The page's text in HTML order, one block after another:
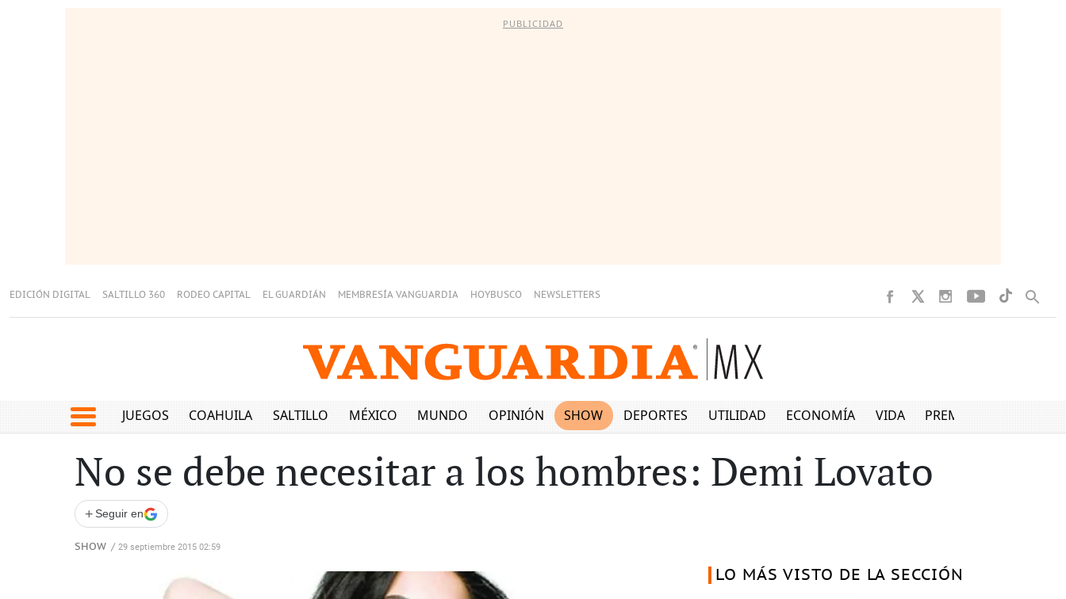
PUBLICIDAD
EDICIÓN DIGITAL SALTILLO 360 RODEO CAPITAL EL GUARDIÁN MEMBRESÍA VANGUARDIA HOYBUSCO NEWSLETTERS
JUEGOS COAHUILA SALTILLO MÉXICO MUNDO OPINIÓN SHOW DEPORTES UTILIDAD ECONOMÍA VIDA PREMIUM
No se debe necesitar a los hombres: Demi Lovato
+ Seguir en
SHOW / 29 septiembre 2015 02:59
LO MÁS VISTO DE LA SECCIÓN